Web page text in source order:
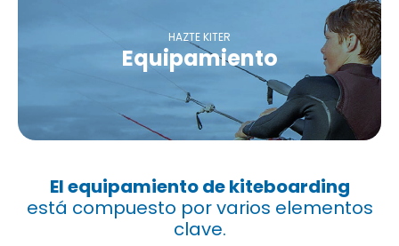
HAZTE KITER
Equipamiento
El equipamiento de kiteboarding
está compuesto por varios elementos
clave.